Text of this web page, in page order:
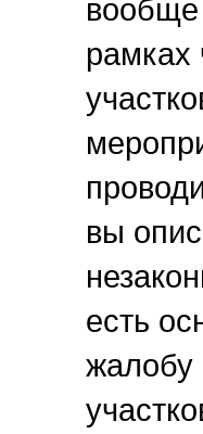
вообще
рамках
вы
есть
жалобу